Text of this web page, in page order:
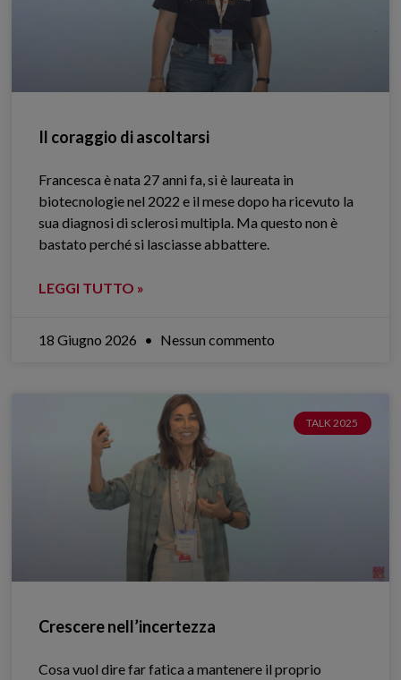
Il coraggio di ascoltarsi
Francesca è nata 27 anni fa, si è laureata in
biotecnologie nel 2022 e il mese dopo ha ricevuto la
sua diagnosi di sclerosi multipla. Ma questo non è
bastato perché si lasciasse abbattere.
LEGGI TUTTO »
18 Giugno 2026 Nessun commento
TALK 2025
Crescere nell’incertezza
Cosa vuol dire far fatica a mantenere il proprio